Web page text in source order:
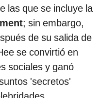
las que se incluye la
; sin embargo,
de su salida de
se convirtió en
sociales y ganó
'secretos'